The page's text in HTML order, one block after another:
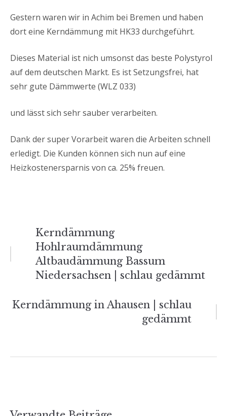
Gestern waren wir in Achim bei Bremen und haben
dort eine Kerndämmung mit HK33 durchgeführt.
Dieses Material ist nich umsonst das beste Polystyrol
auf dem deutschen Markt. Es ist Setzungsfrei, hat
sehr gute Dämmwerte (WLZ 033)
und lässt sich sehr sauber verarbeiten.
Dank der super Vorarbeit waren die Arbeiten schnell
erledigt. Die Kunden können sich nun auf eine
Heizkostenersparnis von ca. 25% freuen.
Beitrags-
Navigation
Kerndämmung
Hohlraumdämmung
Altbaudämmung Bassum
Niedersachsen | schlau gedämmt
Kerndämmung in Ahausen | schlau
gedämmt